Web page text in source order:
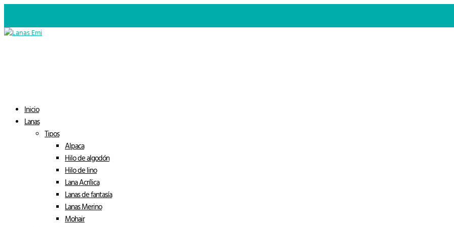
Inicio
Lanas
Tipos
Alpaca
Hilo de algodón
Hilo de lino
Lana Acrílica
Lanas de fantasía
Lanas Merino
Mohair